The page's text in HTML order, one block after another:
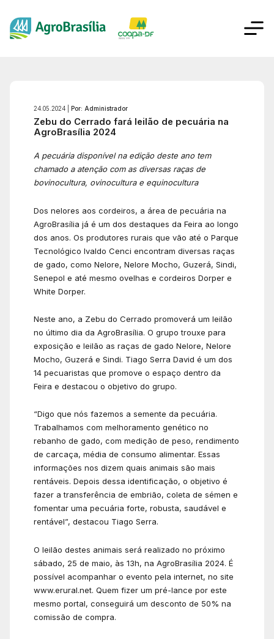
24.05.2024 | Por: Administrador
Zebu do Cerrado fará leilão de pecuária na
AgroBrasília 2024
A pecuária disponível na edição deste ano tem
chamado a atenção com as diversas raças de
bovinocultura, ovinocultura e equinocultura
Dos nelores aos cordeiros, a área de pecuária na
AgroBrasília já é um dos destaques da Feira ao longo
dos anos. Os produtores rurais que vão até o Parque
Tecnológico Ivaldo Cenci encontram diversas raças
de gado, como Nelore, Nelore Mocho, Guzerá, Sindi,
Senepol e até mesmo ovelhas e cordeiros Dorper e
White Dorper.
Neste ano, a Zebu do Cerrado promoverá um leilão
no último dia da AgroBrasília. O grupo trouxe para
exposição e leilão as raças de gado Nelore, Nelore
Mocho, Guzerá e Sindi. Tiago Serra David é um dos
14 pecuaristas que promove o espaço dentro da
Feira e destacou o objetivo do grupo.
“Digo que nós fazemos a semente da pecuária.
Trabalhamos com melhoramento genético no
rebanho de gado, com medição de peso, rendimento
de carcaça, média de consumo alimentar. Essas
informações nos dizem quais animais são mais
rentáveis. Depois dessa identificação, o objetivo é
fazer a transferência de embrião, coleta de sémen e
fomentar uma pecuária forte, robusta, saudável e
rentável”, destacou Tiago Serra.
O leilão destes animais será realizado no próximo
sábado, 25 de maio, às 13h, na AgroBrasília 2024. É
possível acompanhar o evento pela internet, no site
www.erural.net. Quem fizer um pré-lance por este
mesmo portal, conseguirá um desconto de 50% na
comissão de compra.